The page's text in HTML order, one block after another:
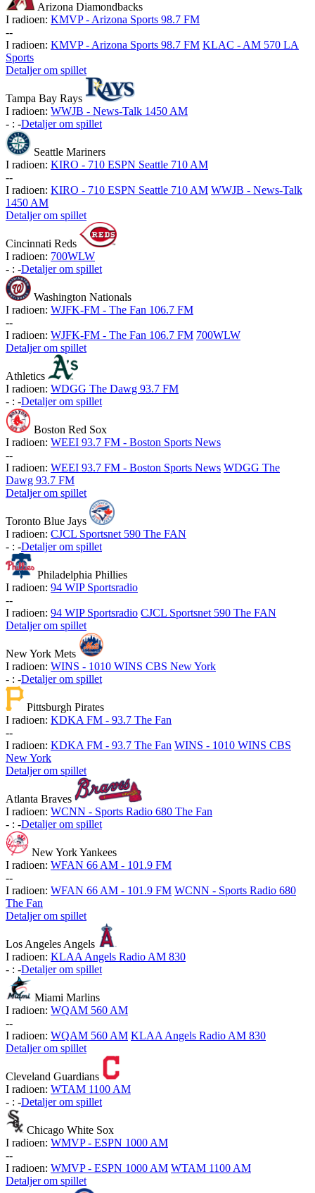
Arizona Diamondbacks
I radioen: KMVP - Arizona Sports 98.7 FM
--
I radioen: KMVP - Arizona Sports 98.7 FM KLAC - AM 570 LA
Sports
Detaljer om spillet
Tampa Bay Rays
I radioen: WWJB - News-Talk 1450 AM
- : -Detaljer om spillet
Seattle Mariners
I radioen: KIRO - 710 ESPN Seattle 710 AM
--
I radioen: KIRO - 710 ESPN Seattle 710 AM WWJB - News-Talk
1450 AM
Detaljer om spillet
Cincinnati Reds
I radioen: 700WLW
- : -Detaljer om spillet
Washington Nationals
I radioen: WJFK-FM - The Fan 106.7 FM
--
I radioen: WJFK-FM - The Fan 106.7 FM 700WLW
Detaljer om spillet
Athletics
I radioen: WDGG The Dawg 93.7 FM
- : -Detaljer om spillet
Boston Red Sox
I radioen: WEEI 93.7 FM - Boston Sports News
--
I radioen: WEEI 93.7 FM - Boston Sports News WDGG The
Dawg 93.7 FM
Detaljer om spillet
Toronto Blue Jays
I radioen: CJCL Sportsnet 590 The FAN
- : -Detaljer om spillet
Philadelphia Phillies
I radioen: 94 WIP Sportsradio
--
I radioen: 94 WIP Sportsradio CJCL Sportsnet 590 The FAN
Detaljer om spillet
New York Mets
I radioen: WINS - 1010 WINS CBS New York
- : -Detaljer om spillet
Pittsburgh Pirates
I radioen: KDKA FM - 93.7 The Fan
--
I radioen: KDKA FM - 93.7 The Fan WINS - 1010 WINS CBS
New York
Detaljer om spillet
Atlanta Braves
I radioen: WCNN - Sports Radio 680 The Fan
- : -Detaljer om spillet
New York Yankees
I radioen: WFAN 66 AM - 101.9 FM
--
I radioen: WFAN 66 AM - 101.9 FM WCNN - Sports Radio 680
The Fan
Detaljer om spillet
Los Angeles Angels
I radioen: KLAA Angels Radio AM 830
- : -Detaljer om spillet
Miami Marlins
I radioen: WQAM 560 AM
--
I radioen: WQAM 560 AM KLAA Angels Radio AM 830
Detaljer om spillet
Cleveland Guardians
I radioen: WTAM 1100 AM
- : -Detaljer om spillet
Chicago White Sox
I radioen: WMVP - ESPN 1000 AM
--
I radioen: WMVP - ESPN 1000 AM WTAM 1100 AM
Detaljer om spillet